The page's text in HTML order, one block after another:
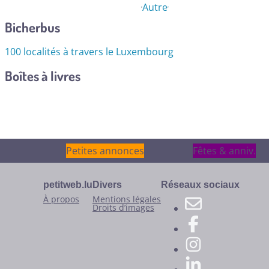
Autre
Bicherbus
100 localités à travers le Luxembourg
Boîtes à livres
Petites annonces
Petites annonces Fêtes & anniv.
Fêtes & anniv.
petitweb.lu
À propos
Divers
Mentions légales
Droits d’images
Réseaux sociaux